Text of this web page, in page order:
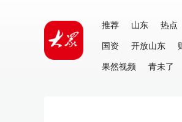
推荐 山东 热点
国资
开放山东
果然视频
青未了